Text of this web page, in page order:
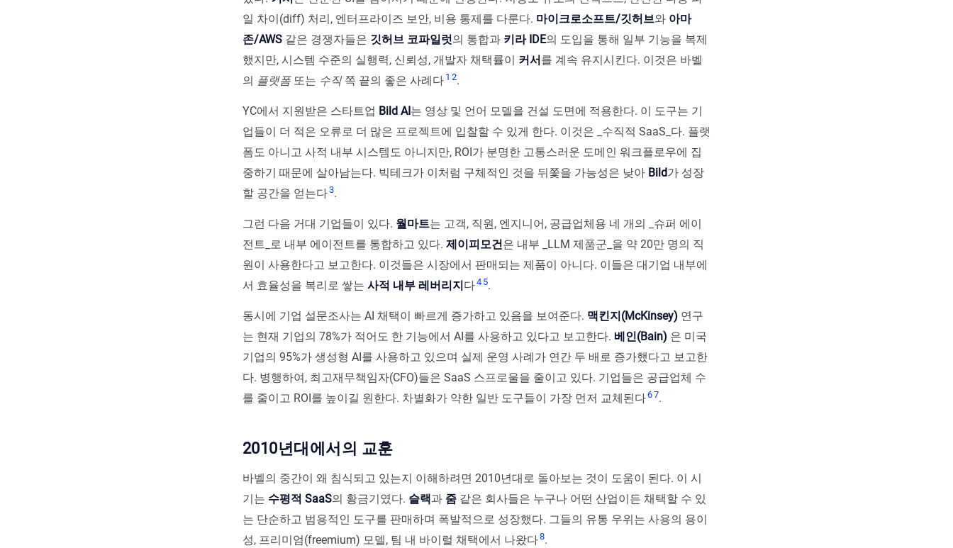
일 차이(diff) 처리, 엔터프라이즈 보안, 비용 통제를 다룬다. 마이크로소프트/깃허브와 아마
존/AWS 같은 경쟁자들은 깃허브 코파일럿의 통합과 키라 IDE의 도입을 통해 일부 기능을 복제
했지만, 시스템 수준의 실행력, 신뢰성, 개발자 채택률이 커서 를 계속 유지시킨다. 이것은 바벨
의 플랫폼또는 수직쪽 끝의 좋은 사례다 1 2.
YC에서 지원받은 스타트업 Bild AI 는 영상 및 언어 모델을 건설 도면에 적용한다. 이 도구는 기
업들이 더 적은 오류로 더 많은 프로젝트에 입찰할 수 있게 한다. 이것은 _수직적 SaaS_다. 플랫
폼도 아니고 사적 내부 시스템도 아니지만, ROI가 분명한 고통스러운 도메인 워크플로우에 집
중하기 때문에 살아남는다. 빅테크가 이처럼 구체적인 것을 뒤쫓을 가능성은 낮아 Bild가 성장
할 공간을 얻는다3.
그런 다음 거대 기업들이 있다. 월마트는 고객, 직원, 엔지니어, 공급업체용 네 개의 _슈퍼 에이
전트_로 내부 에이전트를 통합하고 있다. 제이피모건은 내부 _LLM 제품군_을 약 20만 명의 직
원이 사용한다고 보고한다. 이것들은 시장에서 판매되는 제품이 아니다. 이들은 대기업 내부에
서 효율성을 복리로 쌓는 사적 내부 레버리지 다4 5.
동시에 기업 설문조사는 AI 채택이 빠르게 증가하고 있음을 보여준다. 맥킨지(McKinsey) 연구
는 현재 기업의 78%가 적어도 한 기능에서 AI를 사용하고 있다고 보고한다. 베인(Bain) 은 미국
기업의 95%가 생성형 AI를 사용하고 있으며 실제 운영 사례가 연간 두 배로 증가했다고 보고한
다. 병행하여, 최고재무책임자(CFO)들은 SaaS 스프로울을 줄이고 있다. 기업들은 공급업체 수
를 줄이고 ROI를 높이길 원한다. 차별화가 약한 일반 도구들이 가장 먼저 교체된다67.
2010년대에서의 교훈
바벨의 중간이 왜 침식되고 있는지 이해하려면 2010년대로 돌아보는 것이 도움이 된다. 이 시
기는 수평적 SaaS의 황금기였다. 슬랙과 줌 같은 회사들은 누구나 어떤 산업이든 채택할 수 있
는 단순하고 범용적인 도구를 판매하며 폭발적으로 성장했다. 그들의 유통 우위는 사용의 용이
성, 프리미엄(freemium) 모델, 팀 내 바이럴 채택에서 나왔다8.